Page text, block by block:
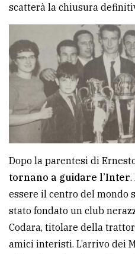
scatterà la chiusura
Dopo la parentesi di
tornano a guidare l’Inter.
essere il centro del mondo
stato fondato un club
Codara, titolare della
amici interisti. L’arrivo dei